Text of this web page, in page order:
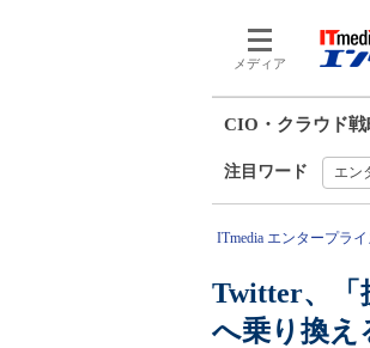
メディア
CIO・クラウド戦
注目ワード エン
ITmedia エンタープラ
Twitter、「
へ乗り換え